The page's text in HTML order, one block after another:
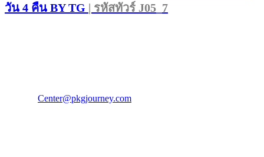
วัน 4 คืน BY TG | รหัสทัวร์ J05_7
Center@pkgjourney.com